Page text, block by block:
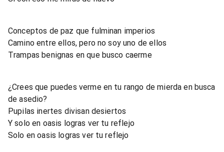
Conceptos de paz que fulminan imperios
Camino entre ellos, pero no soy uno de ellos
Trampas benignas en que busco caerme
¿Crees que puedes verme en tu rango de mierda en busca
de asedio?
Pupilas inertes divisan desiertos
Y solo en oasis logras ver tu reflejo
Solo en oasis logras ver tu reflejo